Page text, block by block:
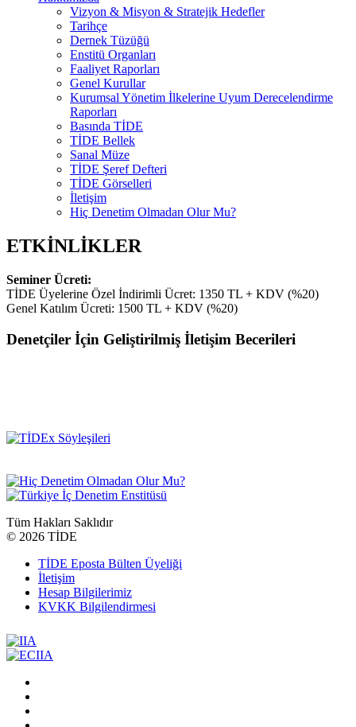
Vizyon & Misyon & Stratejik Hedefler
Tarihçe
Dernek Tüzüğü
Enstitü Organları
Faaliyet Raporları
Genel Kurullar
Kurumsal Yönetim İlkelerine Uyum Derecelendirme
Raporları
Basında TİDE
TİDE Bellek
Sanal Müze
TİDE Şeref Defteri
TİDE Görselleri
İletişim
Hiç Denetim Olmadan Olur Mu?
ETKİNLİKLER
Seminer Ücreti:
TİDE Üyelerine Özel İndirimli Ücret: 1350 TL + KDV (%20)
Genel Katılım Ücreti: 1500 TL + KDV (%20)
Denetçiler İçin Geliştirilmiş İletişim Becerileri
Tüm Hakları Saklıdır
© 2026 TİDE
TİDE Eposta Bülten Üyeliği
İletişim
Hesap Bilgilerimiz
KVKK Bilgilendirmesi